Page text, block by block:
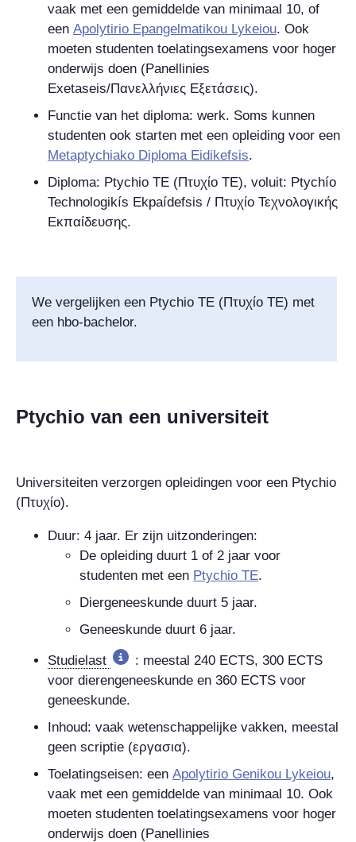
vaak met een gemiddelde van minimaal 10, of
een Apolytirio Epangelmatikou Lykeiou. Ook
moeten studenten toelatingsexamens voor hoger
onderwijs doen (Panellinies
Exetaseis/Πανελλήνιες Εξετάσεις).
Functie van het diploma: werk. Soms kunnen
studenten ook starten met een opleiding voor een
Metaptychiako Diploma Eidikefsis.
Diploma: Ptychio TE (Πτυχίο TE), voluit: Ptychío
Technologikís Ekpaídefsis / Πτυχίο Τεχνολογικής
Εκπαίδευσης.
We vergelijken een Ptychio TE (Πτυχίο TE) met
een hbo-bachelor.
Ptychio van een universiteit
Universiteiten verzorgen opleidingen voor een Ptychio
(Πτυχίο).
Duur: 4 jaar. Er zijn uitzonderingen:
De opleiding duurt 1 of 2 jaar voor
studenten met een Ptychio TE.
Diergeneeskunde duurt 5 jaar.
Geneeskunde duurt 6 jaar.
Studielast
: meestal 240 ECTS, 300 ECTS
voor dierengeneeskunde en 360 ECTS voor
geneeskunde.
Inhoud: vaak wetenschappelijke vakken, meestal
geen scriptie (εργασια).
Toelatingseisen: een Apolytirio Genikou Lykeiou,
vaak met een gemiddelde van minimaal 10. Ook
moeten studenten toelatingsexamens voor hoger
onderwijs doen (Panellinies